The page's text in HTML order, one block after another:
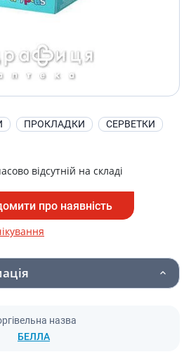
ПРОКЛАДКИ СЕРВЕТКИ
відсутній на складі
про наявність
назва
БЕЛЛА